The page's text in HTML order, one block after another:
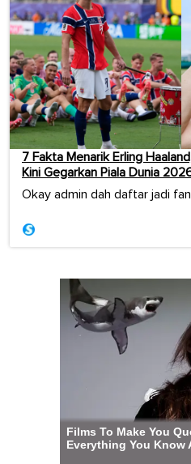
7 Fakta Menarik Erling
Kini Gegarkan Piala Dunia
Okay admin dah daftar jadi